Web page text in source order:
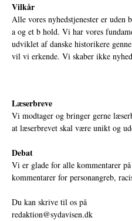
Vilkår
Alle vores nyhedstjenester er
a og et b hold. Vi har vores
udviklet af danske historikere
vil vi erkende. Vi skaber ikke
Læserbreve
Vi modtager og bringer gerne
at læserbrevet skal være unikt og
Debat
Vi er glade for alle kommentarer
kommentarer for personangreb,
Du kan skrive til os på
redaktion@sydavisen.dk